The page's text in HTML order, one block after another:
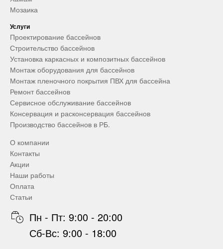
Мозаика
Услуги
Проектирование бассейнов
Строительство бассейнов
Установка каркасных и композитных бассейнов
Монтаж оборудования для бассейнов
Монтаж пленочного покрытия ПВХ для бассейна
Ремонт бассейнов
Сервисное обслуживание бассейнов
Консервация и расконсервация бассейнов
Производство бассейнов в РБ.
О компании
Контакты
Акции
Наши работы
Оплата
Статьи
Пн - Пт: 9:00 - 20:00
Сб-Вс: 9:00 - 18:00